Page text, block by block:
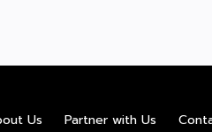
Trends, E-Commerce
นงบลงทุนเริ่มต้นหลักพัน หลักหมื่น
Us Partner with Us